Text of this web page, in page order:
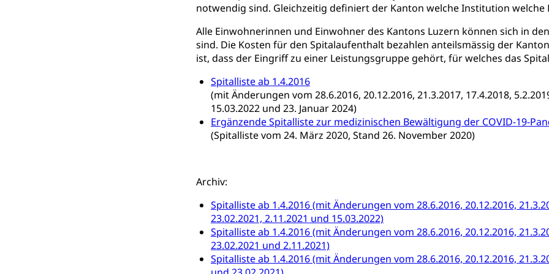
notwendig sind. Gleichzeitig definiert der Kanton welche Institution
Alle Einwohnerinnen und Einwohner des Kantons Luzern können sich in
sind. Die Kosten für den Spitalaufenthalt bezahlen anteilsmässig der
ist, dass der Eingriff zu einer Leistungsgruppe gehört, für welches das
Spitalliste ab 1.4.2016
(mit Änderungen vom 28.6.2016, 20.12.2016, 21.3.2017, 17.4.2018,
15.03.2022 und 23. Januar 2024)
Ergänzende Spitalliste zur medizinischen Bewältigung der COVID-19-
(Spitalliste vom 24. März 2020, Stand 26. November 2020)
Archiv:
Spitalliste ab 1.4.2016 (mit Änderungen vom 28.6.2016, 20.12.2016,
23.02.2021, 2.11.2021 und 15.03.2022)
Spitalliste ab 1.4.2016 (mit Änderungen vom 28.6.2016, 20.12.2016,
23.02.2021 und 2.11.2021)
Spitalliste ab 1.4.2016 (mit Änderungen vom 28.6.2016, 20.12.2016,
Invalidenversicherung, Sozialhilfe
Kranken- und Unfallversicherung (gruezi.lu.ch) Krankenversicherung
Soziales und Gesellschaft (Dienststelle)
Opferhilfe
Invalidenversicherung (WAS Luzern)
Sucht und Drogen
Drogenabhängigkeit, Drogensucht, Medikamentenabhängigkeit,
Fachstelle Sucht Region Luzern Drogen (Polizei) Sucht
Gesundheitsversorgung
Gesundheitsversorgung, Spital, Pflegeinitiative, Ambulant vor stationär, AVOS,
Gesundheitsversorgung
Hilflosenentschädigung, Ergänzungsleistungen, Altersvorsorge,
Hilfslosenentschädigung (WAS Luzern) AHV-Hinterlassenenrente
Informationsstelle AHV/IV
Ergänzungsleistungen (EL) (WAS Luzern)
IV-Leistungen (WAS Luzern)
Behinderung
Körperbehinderung, körperliche Behinderung, geistige Behinderung,
Inklusion im Sport
Menschen mit Behinderungen